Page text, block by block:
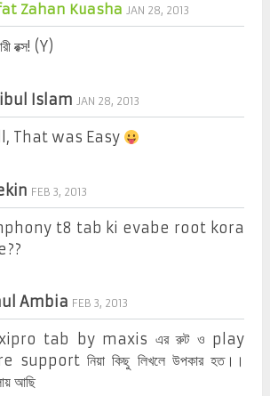
Zahan Kuasha JAN 28, 2013
রক্স! (Y)
Islam JAN 28, 2013
That was Easy
FEB 3, 2013
t8 tab ki evabe root kora
Ambia FEB 3, 2013
tab by maxis এর রুট ও play
support নিয়া কিছু লিখলে উপকার হত।।
আছি